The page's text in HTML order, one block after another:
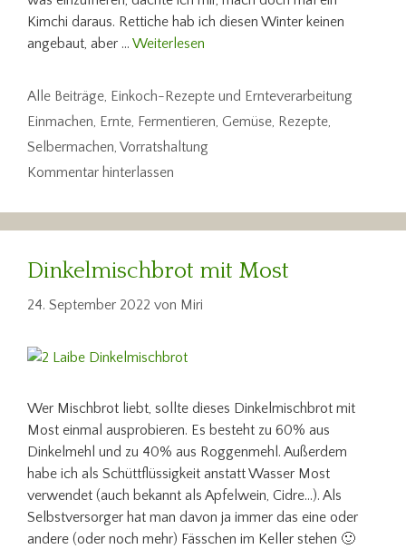
Kimchi daraus. Rettiche hab ich diesen Winter keinen
angebaut, aber … Weiterlesen
Kategorien
Alle Beiträge, Einkoch-Rezepte und Ernteverarbeitung
Schlagwörter
Einmachen, Ernte, Fermentieren, Gemüse, Rezepte,
Selbermachen, Vorratshaltung
Kommentar hinterlassen
Dinkelmischbrot mit Most
24. September 2022 von Miri
Wer Mischbrot liebt, sollte dieses Dinkelmischbrot mit
Most einmal ausprobieren. Es besteht zu 60% aus
Dinkelmehl und zu 40% aus Roggenmehl. Außerdem
habe ich als Schüttflüssigkeit anstatt Wasser Most
verwendet (auch bekannt als Apfelwein, Cidre…). Als
Selbstversorger hat man davon ja immer das eine oder
andere (oder noch mehr) Fässchen im Keller stehen 🙂